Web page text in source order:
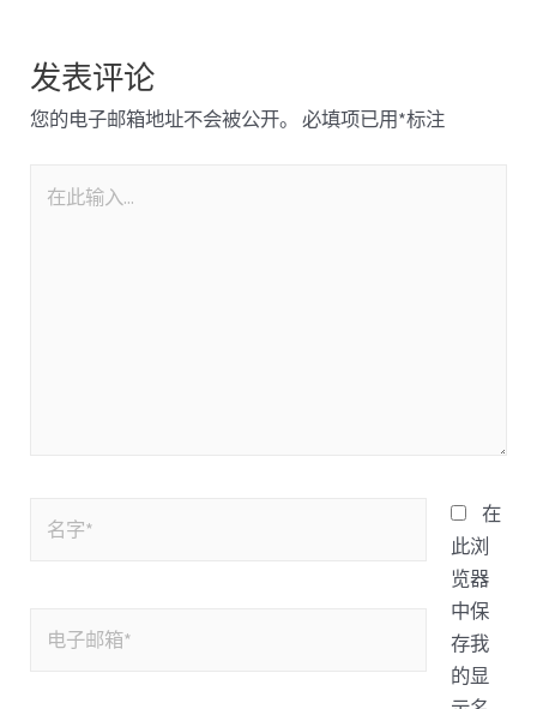
发表评论
您的电子邮箱地址不会被公开。 必填项已用*标注
在
此浏
览器
中保
存我
的显